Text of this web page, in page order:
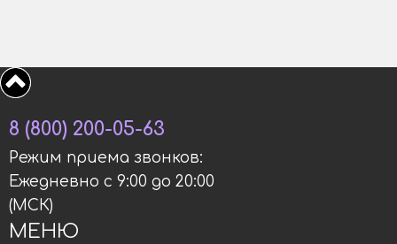
МЕНЮ
8 (800) 200-05-63
Режим приема звонков:
Ежедневно с 9:00 до 20:00
(МСК)